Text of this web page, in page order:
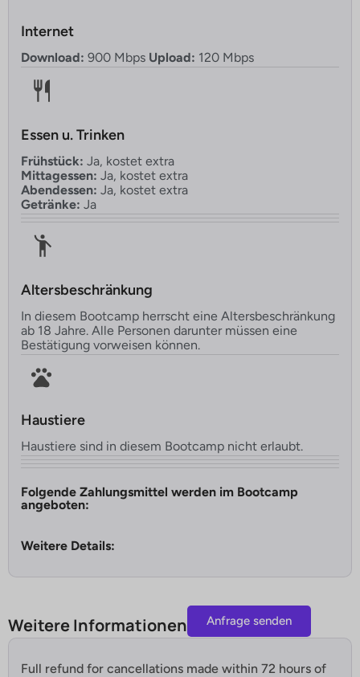
Internet
Download: 900 Mbps Upload: 120 Mbps
Essen u. Trinken
Frühstück: Ja, kostet extra
Mittagessen: Ja, kostet extra
Abendessen: Ja, kostet extra
Getränke: Ja
Altersbeschränkung
In diesem Bootcamp herrscht eine Altersbeschränkung
ab 18 Jahre. Alle Personen darunter müssen eine
Bestätigung vorweisen können.
Haustiere
Haustiere sind in diesem Bootcamp nicht erlaubt.
Folgende Zahlungsmittel werden im Bootcamp
angeboten:
Weitere Details:
Weitere Informationen Anfrage senden
Full refund for cancellations made within 72 hours of